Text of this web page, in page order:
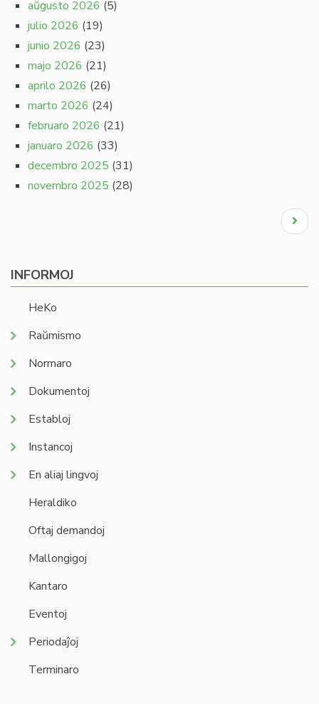
aŭgusto 2026 (5)
julio 2026 (19)
junio 2026 (23)
majo 2026 (21)
aprilo 2026 (26)
marto 2026 (24)
februaro 2026 (21)
januaro 2026 (33)
decembro 2025 (31)
novembro 2025 (28)
Next
page
INFORMOJ
HeKo
Raŭmismo
Normaro
Dokumentoj
Establoj
Instancoj
En aliaj lingvoj
Heraldiko
Oftaj demandoj
Mallongigoj
Kantaro
Eventoj
Periodaĵoj
Terminaro